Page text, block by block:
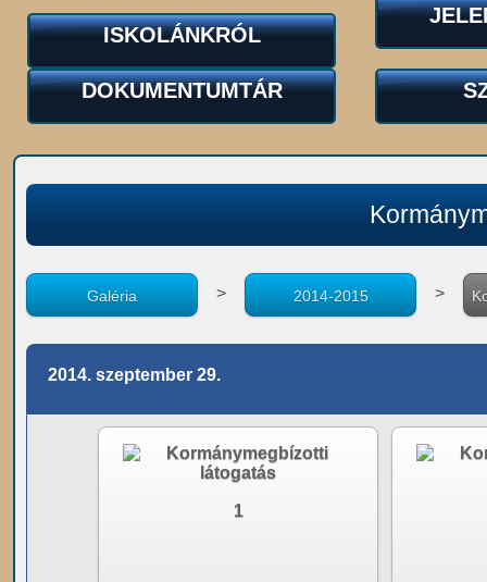
ISKOLÁNKRÓL
DOKUMENTUMTÁR
Galéria > 2014-2015 >
2014. szeptember 29.
1